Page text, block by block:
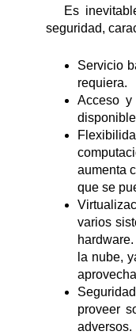
Es inevitable
seguridad,
Servicio
requiera.
Acceso y
aumenta
que se
varios
la nube,
proveer
adversos.